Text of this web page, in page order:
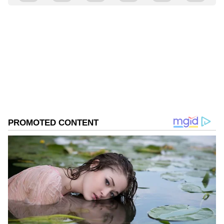
Related Articles